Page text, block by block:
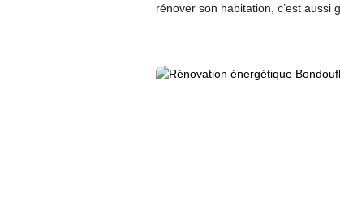
rénover son habitation, c’est aussi